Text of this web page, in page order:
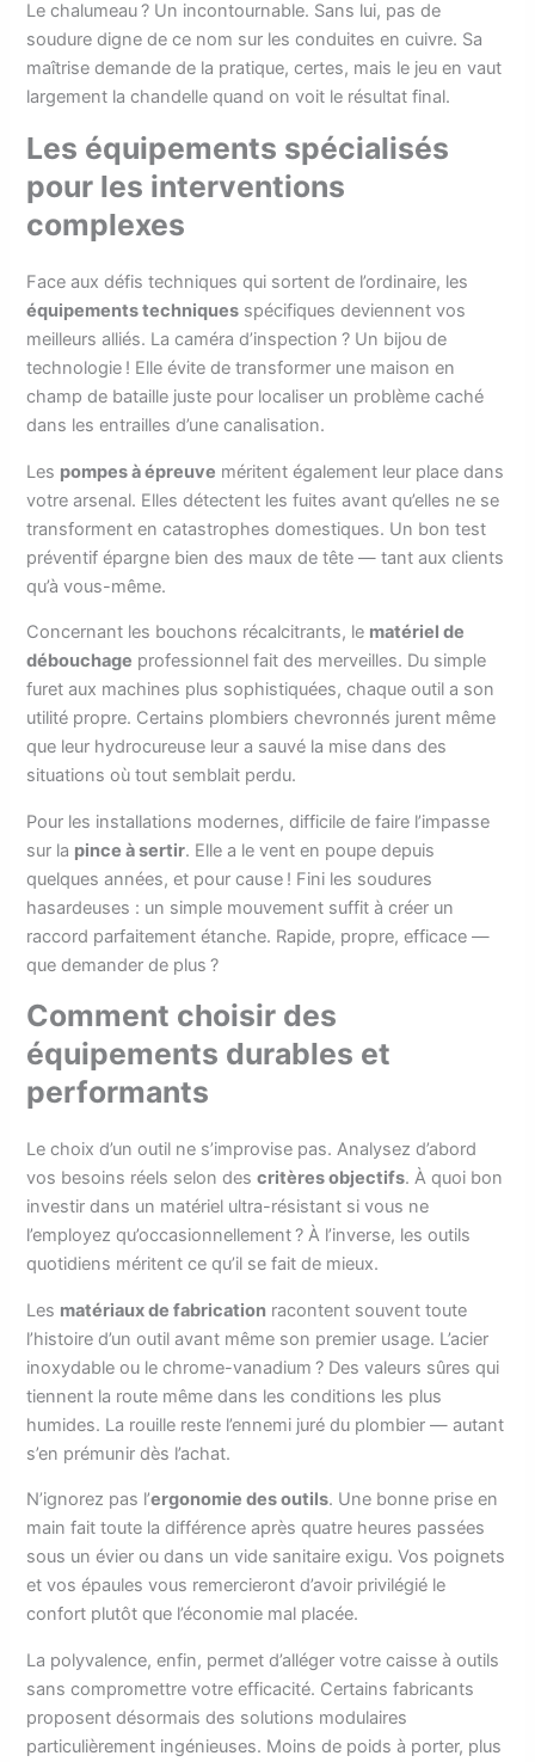
Le chalumeau ? Un incontournable. Sans lui, pas de
soudure digne de ce nom sur les conduites en cuivre. Sa
maîtrise demande de la pratique, certes, mais le jeu en vaut
largement la chandelle quand on voit le résultat final.
Les équipements spécialisés
pour les interventions
complexes
Face aux défis techniques qui sortent de l’ordinaire, les
équipements techniques spécifiques deviennent vos
meilleurs alliés. La caméra d’inspection ? Un bijou de
technologie ! Elle évite de transformer une maison en
champ de bataille juste pour localiser un problème caché
dans les entrailles d’une canalisation.
Les pompes à épreuve méritent également leur place dans
votre arsenal. Elles détectent les fuites avant qu’elles ne se
transforment en catastrophes domestiques. Un bon test
préventif épargne bien des maux de tête — tant aux clients
qu’à vous-même.
Concernant les bouchons récalcitrants, le matériel de
débouchage professionnel fait des merveilles. Du simple
furet aux machines plus sophistiquées, chaque outil a son
utilité propre. Certains plombiers chevronnés jurent même
que leur hydrocureuse leur a sauvé la mise dans des
situations où tout semblait perdu.
Pour les installations modernes, difficile de faire l’impasse
sur la pince à sertir. Elle a le vent en poupe depuis
quelques années, et pour cause ! Fini les soudures
hasardeuses : un simple mouvement suffit à créer un
raccord parfaitement étanche. Rapide, propre, efficace —
que demander de plus ?
Comment choisir des
équipements durables et
performants
Le choix d’un outil ne s’improvise pas. Analysez d’abord
vos besoins réels selon descritères objectifs. À quoi bon
investir dans un matériel ultra-résistant si vous ne
l’employez qu’occasionnellement ? À l’inverse, les outils
quotidiens méritent ce qu’il se fait de mieux.
Les matériaux de fabrication racontent souvent toute
l’histoire d’un outil avant même son premier usage. L’acier
inoxydable ou le chrome-vanadium ? Des valeurs sûres qui
tiennent la route même dans les conditions les plus
humides. La rouille reste l’ennemi juré du plombier — autant
s’en prémunir dès l’achat.
N’ignorez pas l’ergonomie des outils. Une bonne prise en
main fait toute la différence après quatre heures passées
sous un évier ou dans un vide sanitaire exigu. Vos poignets
et vos épaules vous remercieront d’avoir privilégié le
confort plutôt que l’économie mal placée.
La polyvalence, enfin, permet d’alléger votre caisse à outils
sans compromettre votre efficacité. Certains fabricants
proposent désormais des solutions modulaires
particulièrement ingénieuses. Moins de poids à porter, plus